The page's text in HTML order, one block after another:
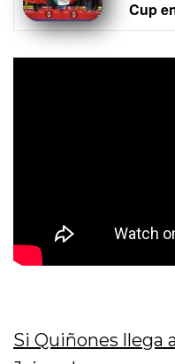
Cup
Si Quiñones llega